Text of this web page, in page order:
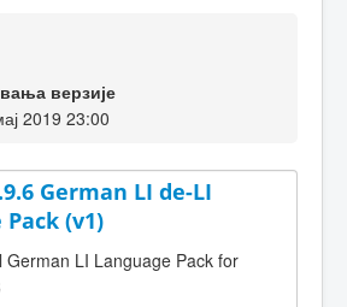
верзије
2019 23:00
German LI de-LI
(v1)
German LI Language Pack for